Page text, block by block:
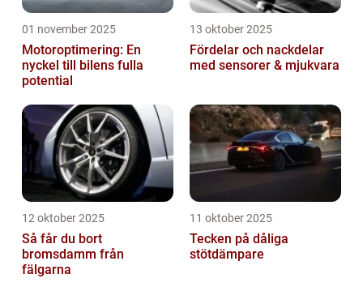
01 november 2025
Motoroptimering: En
nyckel till bilens fulla
potential
13 oktober 2025
Fördelar och nackdelar
med sensorer & mjukvara
12 oktober 2025
Så får du bort
bromsdamm från
fälgarna
11 oktober 2025
Tecken på dåliga
stötdämpare